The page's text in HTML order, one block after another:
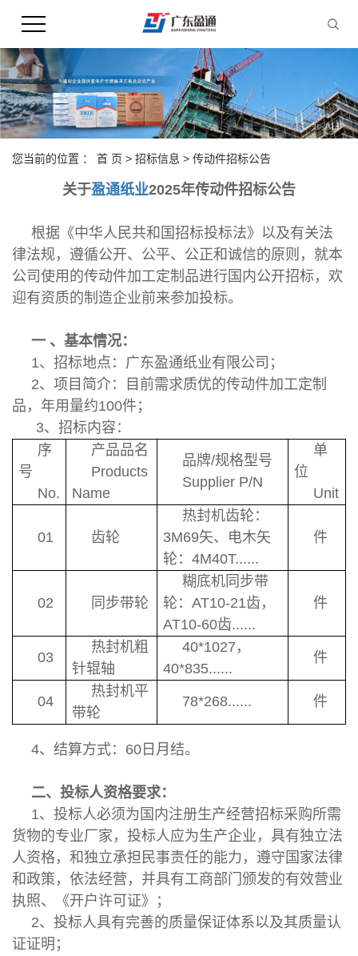
您当前的位置 ： 首 页 > 招标信息 > 传动件招标公告
关于盈通纸业2025年传动件招标公告
根据《中华人民共和国招标投标法》以及有关法
律法规，遵循公开、公平、公正和诚信的原则，就本
公司使用的传动件加工定制品进行国内公开招标，欢
迎有资质的制造企业前来参加投标。
一 、基本情况：
1、招标地点：广东盈通纸业有限公司；
2、项目简介：目前需求质优的传动件加工定制
品，年用量约100件；
3、招标内容：
序
号
No.
产品品名
Products
Name
品牌/规格型号
Supplier P/N
单
位
Unit
01 齿轮
热封机齿轮：
3M69矢、电木矢
轮：4M40T......
件
02 同步带轮
糊底机同步带
轮：AT10-21齿，
AT10-60齿......
件
03
热封机粗
针辊轴
40*1027，
40*835......
件
04
热封机平
带轮
78*268...... 件
4、结算方式：60日月结。
二、投标人资格要求：
1、投标人必须为国内注册生产经营招标采购所需
货物的专业厂家，投标人应为生产企业，具有独立法
人资格，和独立承担民事责任的能力，遵守国家法律
和政策，依法经营，并具有工商部门颁发的有效营业
执照、《开户许可证》；
2、投标人具有完善的质量保证体系以及其质量认
证证明；